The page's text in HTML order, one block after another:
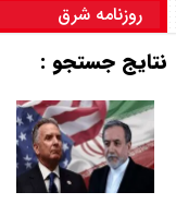
روزنامه شرق
نتایج جستجو :